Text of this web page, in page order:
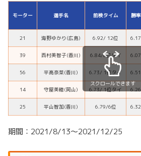
モーター 選手名 前検タイム 勝率
21 海野ゆかり(広島) 6.92/ 12位 6.17
39 西村美智子(香川) 6.84/8位タイ 6.07
56 平高奈菜(香川) 6.73/ 1位タイ 6.51
14 守屋美穂(岡山) 6.73/ 1位タイ 6.26
25 平山智加(香川) 6.79/6位 6.32
スクロールできます
期間：2021/8/13～2021/12/25